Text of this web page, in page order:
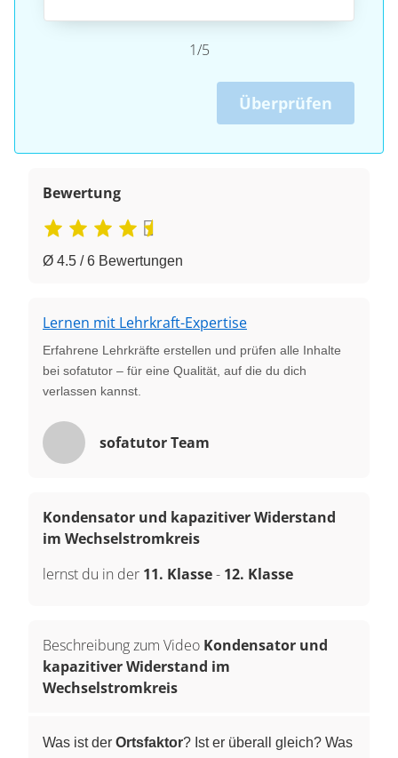
1/5
Überprüfen
Bewertung
Ø 4.5 / 6 Bewertungen
Lernen mit Lehrkraft-Expertise
Erfahrene Lehrkräfte erstellen und prüfen alle Inhalte
bei sofatutor – für eine Qualität, auf die du dich
verlassen kannst.
sofatutor Team
Kondensator und kapazitiver Widerstand
im Wechselstromkreis
lernst du in der 11. Klasse- 12. Klasse
Beschreibung zum Video Kondensator und
kapazitiver Widerstand im
Wechselstromkreis
Was ist der Ortsfaktor? Ist er überall gleich? Was